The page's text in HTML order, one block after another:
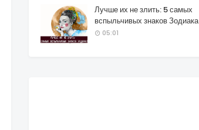
Лучше их не злить: 5 самых
вспыльчивых знаков Зодиака
05:01